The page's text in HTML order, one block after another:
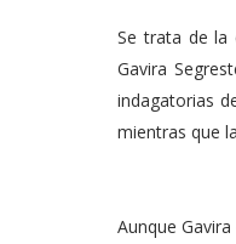
Se trata de la
Gavira
indagatorias
mientras que
Aunque